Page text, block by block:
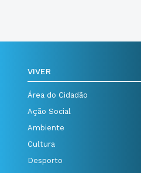
VIVER
Área do Cidadão
Ação Social
Ambiente
Cultura
Desporto